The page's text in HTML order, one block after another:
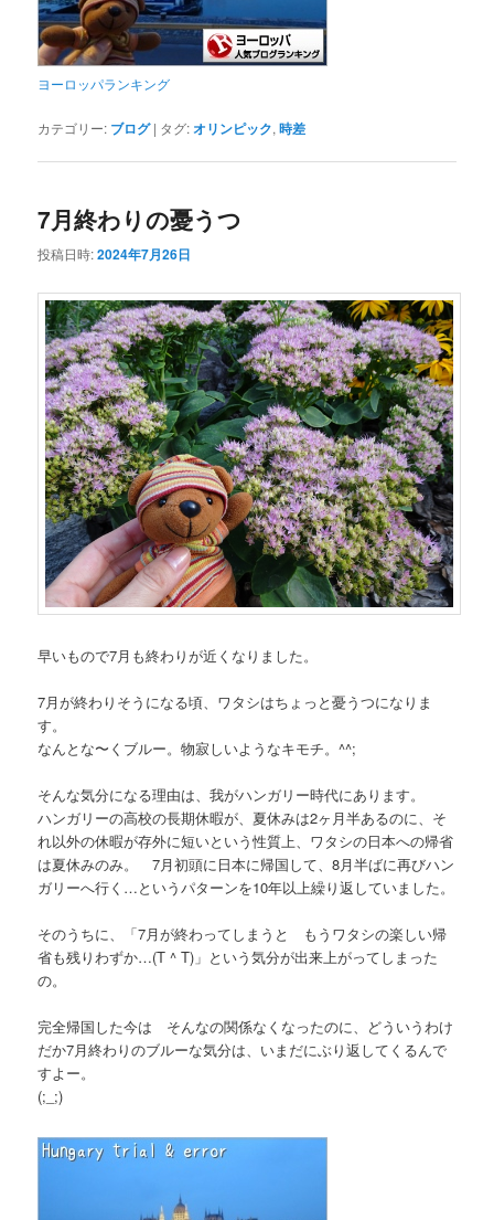
ヨーロッパランキング
カテゴリー: ブログ | タグ:オリンピック,時差
7月終わりの憂うつ
投稿日時:2024年7月26日
早いもので7月も終わりが近くなりました。
7月が終わりそうになる頃、ワタシはちょっと憂うつになりま
す。
なんとな〜くブルー。物寂しいようなキモチ。^^;
そんな気分になる理由は、我がハンガリー時代にあります。
ハンガリーの高校の長期休暇が、夏休みは2ヶ月半あるのに、そ
れ以外の休暇が存外に短いという性質上、ワタシの日本への帰省
は夏休みのみ。 7月初頭に日本に帰国して、8月半ばに再びハン
ガリーへ行く…というパターンを10年以上繰り返していました。
そのうちに、「7月が終わってしまうと もうワタシの楽しい帰
省も残りわずか…(T ^ T)」という気分が出来上がってしまった
の。
完全帰国した今は そんなの関係なくなったのに、どういうわけ
だか7月終わりのブルーな気分は、いまだにぶり返してくるんで
すよー。
(;_;)